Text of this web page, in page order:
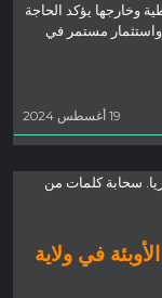
وخارجها يؤكد الحاجة
مستمر في
19 أغسطس 2024
في ولاية